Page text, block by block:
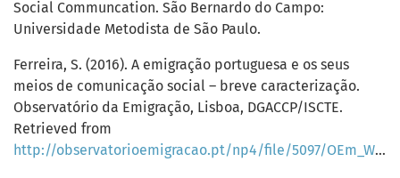
Social Communcation. São Bernardo do Campo:
Universidade Metodista de São Paulo.
Ferreira, S. (2016). A emigração portuguesa e os seus
meios de comunicação social – breve caracterização.
Observatório da Emigração, Lisboa, DGACCP/ISCTE.
Retrieved from
http://observatorioemigracao.pt/np4/file/5097/OEm_WorkingPaper_02_2016_Media.pdf